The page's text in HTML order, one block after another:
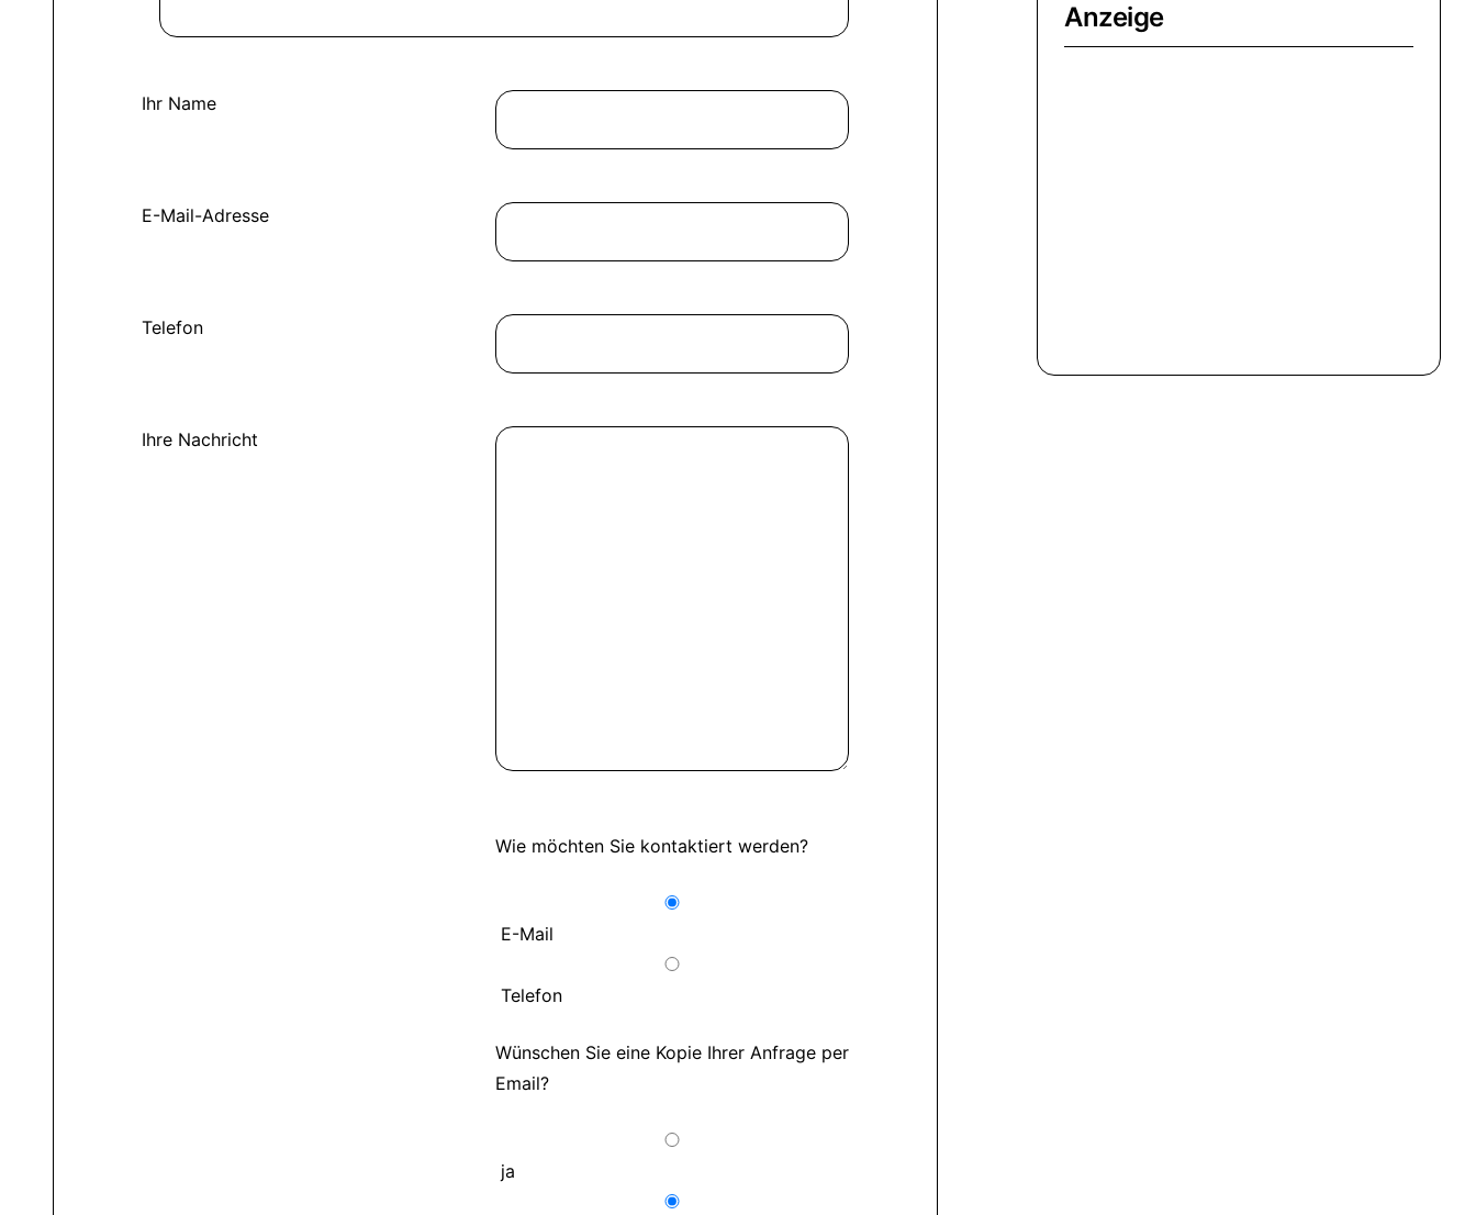
Ihr Name
E-Mail-Adresse
Telefon
Ihre Nachricht
Wie möchten Sie kontaktiert werden?
E-Mail
Telefon
Wünschen Sie eine Kopie Ihrer Anfrage per
Email?
ja
Anzeige